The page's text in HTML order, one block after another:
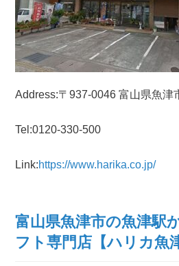
Address:〒937-0046 富山県魚津
Tel:0120-330-500
Link:https://www.harika.co.jp/
富山県魚津市の魚津駅
フト専門店【ハリカ魚